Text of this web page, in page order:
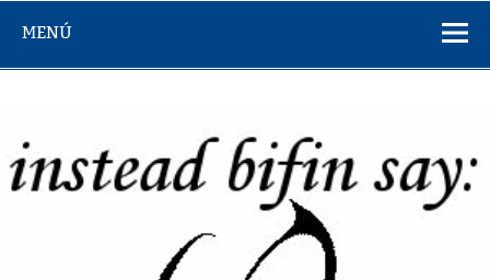
MENÚ